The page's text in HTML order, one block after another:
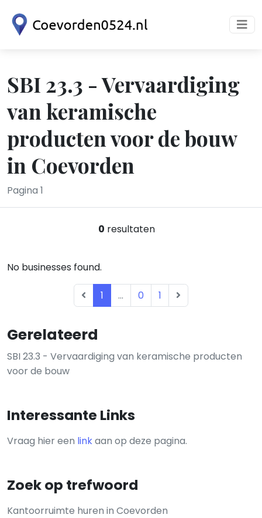
SBI 23.3 - Vervaardiging
van keramische
producten voor de bouw
in Coevorden
Pagina 1
Gerelateerd
SBI 23.3 - Vervaardiging van keramische producten
voor de bouw
Interessante Links
Vraag hier een linkaan op deze pagina.
Zoek op trefwoord
Kantoorruimte huren in Coevorden
0 resultaten
No businesses found.
1 ... 0 1